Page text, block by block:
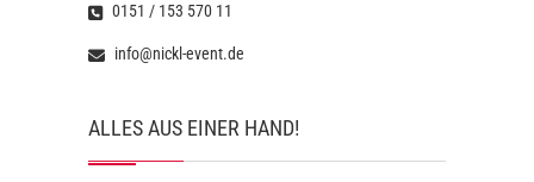
0151 / 153 570 11
info@nickl-event.de
ALLES AUS EINER HAND!